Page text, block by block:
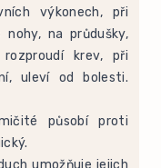
výkonech, při
na průdušky,
krev, při
uleví od bolesti.
působí proti